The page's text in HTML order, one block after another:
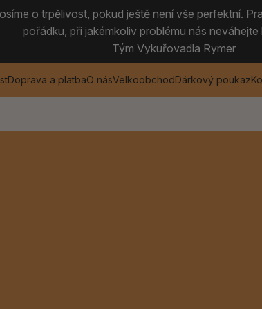
o trpělivost, pokud ještě není vše perfektní.
pořádku, při jakémkoliv problému nás
Tým Vykuřovadla Rymer
Doprava a platbaO násVelkoobchodDárkový poukaz